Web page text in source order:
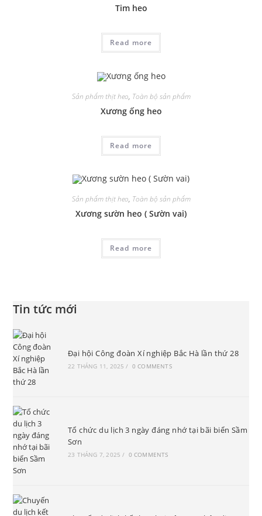
Tim heo
Read more
Sản phẩm thịt heo, Toàn bộ sản phẩm
Xương ống heo
Read more
Sản phẩm thịt heo, Toàn bộ sản phẩm
Xương sườn heo ( Sườn vai)
Read more
Tin tức mới
Đại hội Công đoàn Xí nghiệp Bắc Hà lần thứ 28
22 THÁNG 11, 2025 / 0 COMMENTS
Tổ chức du lịch 3 ngày đáng nhớ tại bãi biển Sầm
Sơn
23 THÁNG 7, 2025 / 0 COMMENTS